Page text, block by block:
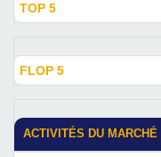
TOP 5
FLOP 5
ACTIVITÉS DU MARCHÉ